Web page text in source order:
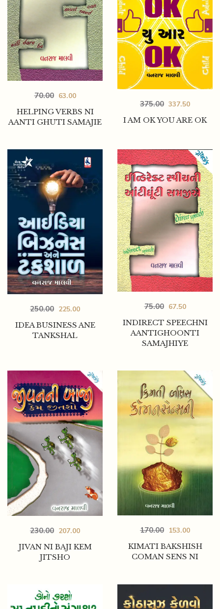
HELPING VERBS NI
AANTI GHUTI SAMAJIE
70.00 63.00
I AM OK YOU ARE OK
375.00 337.50
IDEA BUSINESS ANE
TANKSHAL
250.00 225.00
INDIRECT SPEECHNI
AANTIGHOONTI
SAMAJHIYE
75.00 67.50
JIVAN NI BAJI KEM
JITSHO
230.00 207.00
KIMATI BAKSHISH
COMAN SENS NI
170.00 153.00